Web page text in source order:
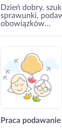
Dzień dobry,
sprawunki,
obowiązków...
Praca